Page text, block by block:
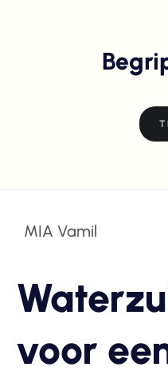
MIA Vamil
voor